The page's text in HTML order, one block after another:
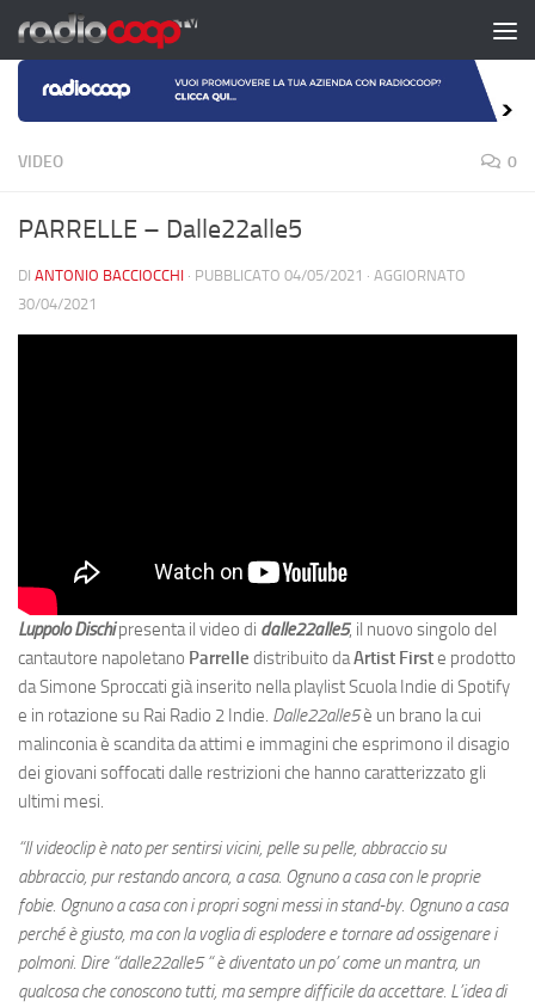
Salta al contenuto
VIDEO 0
PARRELLE – Dalle22alle5
DI ANTONIO BACCIOCCHI · PUBBLICATO 04/05/2021 · AGGIORNATO
30/04/2021
Luppolo Dischipresenta il video di dalle22alle5, il nuovo singolo del
cantautore napoletano Parrelle distribuito daArtist Firste prodotto
da Simone Sproccati già inserito nella playlist Scuola Indie di Spotify
e in rotazione su Rai Radio 2 Indie. Dalle22alle5è un brano la cui
malinconia è scandita da attimi e immagini che esprimono il disagio
dei giovani soffocati dalle restrizioni che hanno caratterizzato gli
ultimi mesi.
“Il videoclip è nato per sentirsi vicini, pelle su pelle, abbraccio su
abbraccio, pur restando ancora, a casa. Ognuno a casa con le proprie
fobie. Ognuno a casa con i propri sogni messi in stand-by. Ognuno a casa
perché è giusto, ma con la voglia di esplodere e tornare ad ossigenare i
polmoni. Dire “dalle22alle5 “ è diventato un po’ come un mantra, un
qualcosa che conoscono tutti, ma sempre difficile da accettare. L’idea di